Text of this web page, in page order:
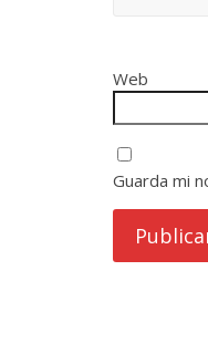
Web
Guarda mi